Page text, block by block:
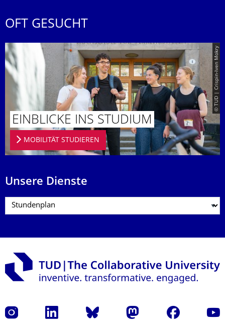
OFT GESUCHT
© TUD | Crispin-Iven Mokry
EINBLICKE INS STUDIUM
MOBILITÄT STUDIEREN
Unsere Dienste
Instagram LinkedIn Bluesky Mastodon Facebook